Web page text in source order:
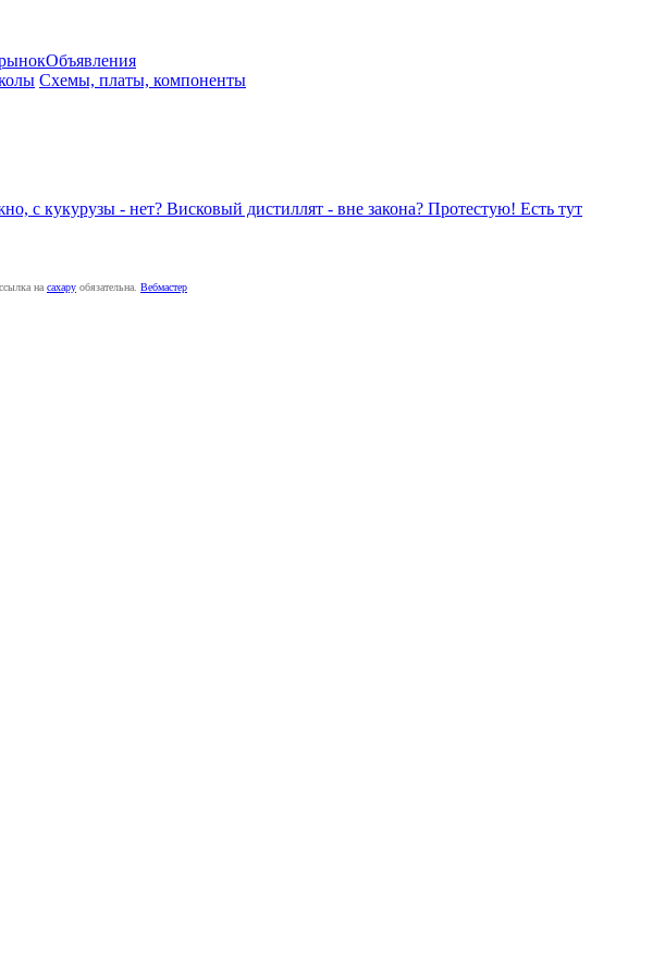
Объявления
Схемы, платы, компоненты
с кукурузы - нет? Висковый дистиллят - вне закона? Протестую! Есть тут
на caxapу обязательна. Вебмастер